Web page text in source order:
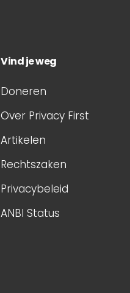
Vind je weg
Doneren
Over Privacy First
Artikelen
Rechtszaken
Privacybeleid
ANBI Status